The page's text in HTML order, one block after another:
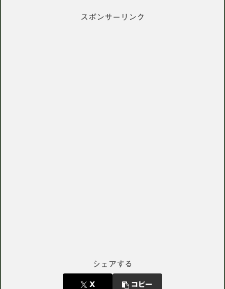
スポンサーリンク
シェアする
X コピー